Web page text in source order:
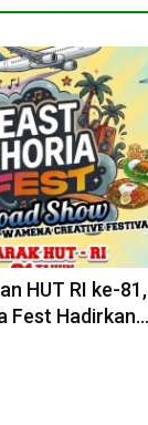
HUT RI ke-81,
Fest Hadirkan
Festival